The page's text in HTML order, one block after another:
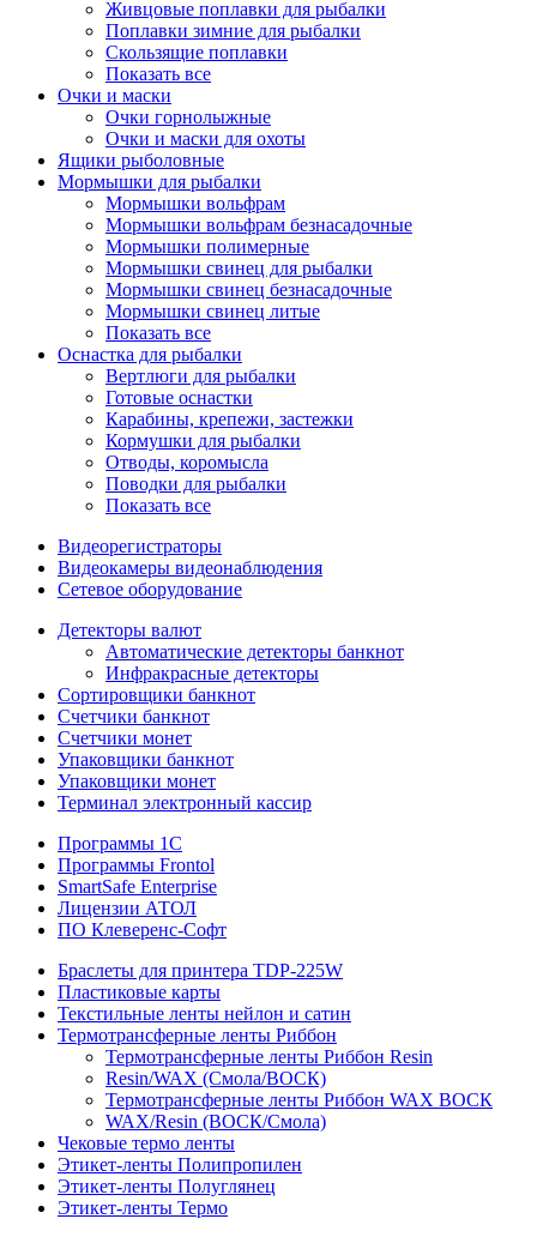
Живцовые поплавки для рыбалки
Поплавки зимние для рыбалки
Скользящие поплавки
Показать все
Очки и маски
Очки горнолыжные
Очки и маски для охоты
Ящики рыболовные
Мормышки для рыбалки
Мормышки вольфрам
Мормышки вольфрам безнасадочные
Мормышки полимерные
Мормышки свинец для рыбалки
Мормышки свинец безнасадочные
Мормышки свинец литые
Показать все
Оснастка для рыбалки
Вертлюги для рыбалки
Готовые оснастки
Карабины, крепежи, застежки
Кормушки для рыбалки
Отводы, коромысла
Поводки для рыбалки
Показать все
Видеорегистраторы
Видеокамеры видеонаблюдения
Сетевое оборудование
Детекторы валют
Автоматические детекторы банкнот
Инфракрасные детекторы
Сортировщики банкнот
Счетчики банкнот
Счетчики монет
Упаковщики банкнот
Упаковщики монет
Терминал электронный кассир
Программы 1C
Программы Frontol
SmartSafe Enterprise
Лицензии АТОЛ
ПО Клеверенс-Софт
Браслеты для принтера TDP-225W
Пластиковые карты
Текстильные ленты нейлон и сатин
Термотрансферные ленты Риббон
Термотрансферные ленты Риббон Resin
Resin/WAX (Смола/ВОСК)
Термотрансферные ленты Риббон WAX ВОСК
WAX/Resin (ВОСК/Смола)
Чековые термо ленты
Этикет-ленты Полипропилен
Этикет-ленты Полуглянец
Этикет-ленты Термо